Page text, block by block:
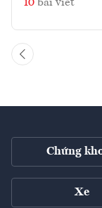
10 bài viết
Chứng
Xe